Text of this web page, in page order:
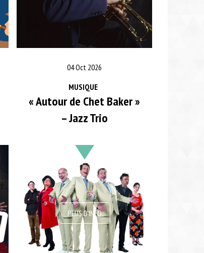
04 Oct 2026
MUSIQUE
« Autour de Chet Baker »
– Jazz Trio